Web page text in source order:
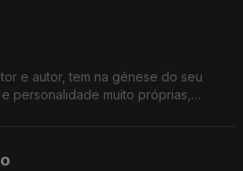
personalidade muito próprias,